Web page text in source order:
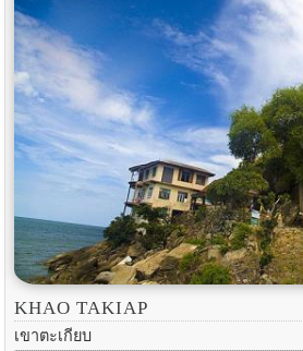
KHAO TAKIAP
เขาตะเกียบ